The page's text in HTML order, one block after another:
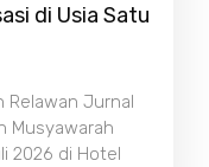
di Usia Satu
Relawan Jurnal
Musyawarah
2026 di Hotel